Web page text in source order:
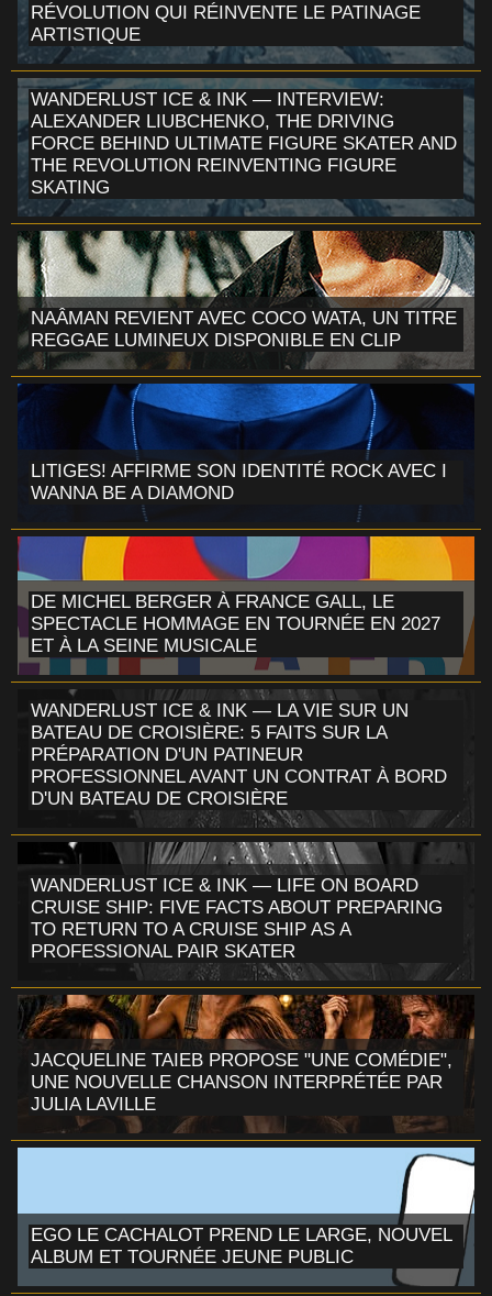
RÉVOLUTION QUI RÉINVENTE LE PATINAGE
ARTISTIQUE
WANDERLUST ICE & INK — INTERVIEW:
ALEXANDER LIUBCHENKO, THE DRIVING
FORCE BEHIND ULTIMATE FIGURE SKATER AND
THE REVOLUTION REINVENTING FIGURE
SKATING
NAÂMAN REVIENT AVEC COCO WATA, UN TITRE
REGGAE LUMINEUX DISPONIBLE EN CLIP
LITIGES! AFFIRME SON IDENTITÉ ROCK AVEC I
WANNA BE A DIAMOND
DE MICHEL BERGER À FRANCE GALL, LE
SPECTACLE HOMMAGE EN TOURNÉE EN 2027
ET À LA SEINE MUSICALE
WANDERLUST ICE & INK — LA VIE SUR UN
BATEAU DE CROISIÈRE: 5 FAITS SUR LA
PRÉPARATION D'UN PATINEUR
PROFESSIONNEL AVANT UN CONTRAT À BORD
D'UN BATEAU DE CROISIÈRE
WANDERLUST ICE & INK — LIFE ON BOARD
CRUISE SHIP: FIVE FACTS ABOUT PREPARING
TO RETURN TO A CRUISE SHIP AS A
PROFESSIONAL PAIR SKATER
JACQUELINE TAIEB PROPOSE "UNE COMÉDIE",
UNE NOUVELLE CHANSON INTERPRÉTÉE PAR
JULIA LAVILLE
EGO LE CACHALOT PREND LE LARGE, NOUVEL
ALBUM ET TOURNÉE JEUNE PUBLIC